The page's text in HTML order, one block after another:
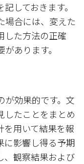
しておきます。
場合には、変えた
した方法の正確
あります。
が効果的です。文
したことをまとめ
を用いて結果を報
に影響し得る予期
、観察結果および